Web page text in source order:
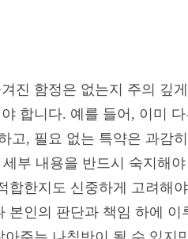
진 함정은 없는지 주의 깊
합니다. 예를 들어, 이미
고, 필요 없는 특약은 과감
부 내용을 반드시 숙지해
합한지도 신중하게 고려해
인의 판단과 책임 하에 이